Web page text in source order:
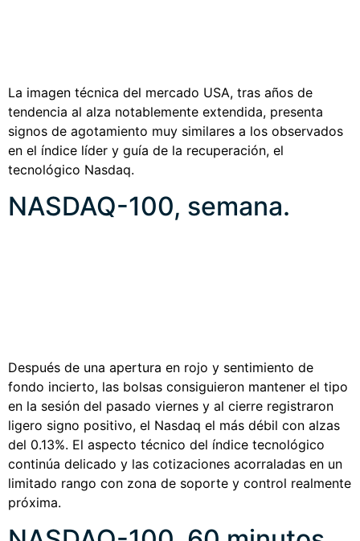
La imagen técnica del mercado USA, tras años de
tendencia al alza notablemente extendida, presenta
signos de agotamiento muy similares a los observados
en el índice líder y guía de la recuperación, el
tecnológico Nasdaq.
NASDAQ-100, semana.
Después de una apertura en rojo y sentimiento de
fondo incierto, las bolsas consiguieron mantener el tipo
en la sesión del pasado viernes y al cierre registraron
ligero signo positivo, el Nasdaq el más débil con alzas
del 0.13%. El aspecto técnico del índice tecnológico
continúa delicado y las cotizaciones acorraladas en un
limitado rango con zona de soporte y control realmente
próxima.